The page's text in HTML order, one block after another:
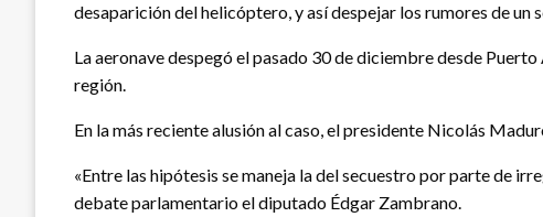
desaparición del helicóptero, y así despejar los rumores de
La aeronave despegó el pasado 30 de diciembre desde
región.
En la más reciente alusión al caso, el presidente Nicolás
«Entre las hipótesis se maneja la del secuestro por parte de
debate parlamentario el diputado Édgar Zambrano.